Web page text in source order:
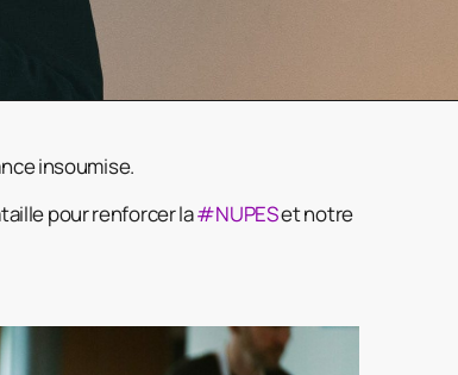
insoumise.
pour renforcer la#NUPESet notre